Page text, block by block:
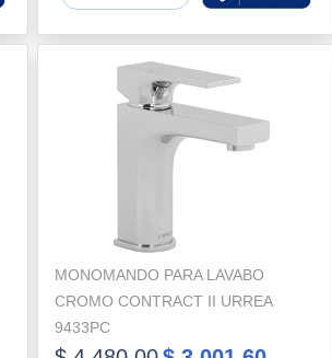
MONOMANDO PARA LAVABO
CROMO CONTRACT II URREA
9433PC